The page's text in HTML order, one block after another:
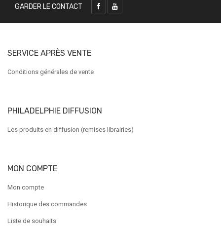
GARDER LE CONTACT
SERVICE APRÈS VENTE
Conditions générales de vente
PHILADELPHIE DIFFUSION
Les produits en diffusion (remises librairies)
MON COMPTE
Mon compte
Historique des commandes
Liste de souhaits